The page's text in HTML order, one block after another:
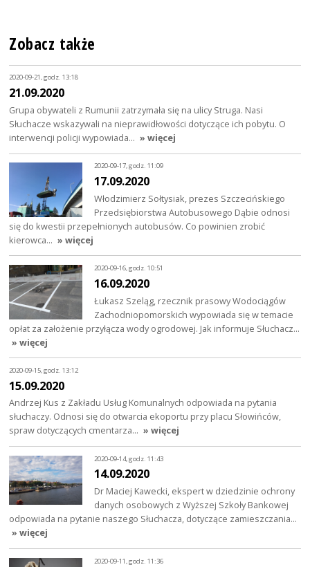
Zobacz także
2020-09-21, godz. 13:18
21.09.2020
Grupa obywateli z Rumunii zatrzymała się na ulicy Struga. Nasi
Słuchacze wskazywali na nieprawidłowości dotyczące ich pobytu. O
interwencji policji wypowiada… » więcej
2020-09-17, godz. 11:09
17.09.2020
Włodzimierz Sołtysiak, prezes Szczecińskiego
Przedsiębiorstwa Autobusowego Dąbie odnosi
się do kwestii przepełnionych autobusów. Co powinien zrobić
kierowca… » więcej
2020-09-16, godz. 10:51
16.09.2020
Łukasz Szeląg, rzecznik prasowy Wodociągów
Zachodniopomorskich wypowiada się w temacie
opłat za założenie przyłącza wody ogrodowej. Jak informuje Słuchacz…
» więcej
2020-09-15, godz. 13:12
15.09.2020
Andrzej Kus z Zakładu Usług Komunalnych odpowiada na pytania
słuchaczy. Odnosi się do otwarcia ekoportu przy placu Słowińców,
spraw dotyczących cmentarza… » więcej
2020-09-14, godz. 11:43
14.09.2020
Dr Maciej Kawecki, ekspert w dziedzinie ochrony
danych osobowych z Wyższej Szkoły Bankowej
odpowiada na pytanie naszego Słuchacza, dotyczące zamieszczania…
» więcej
2020-09-11, godz. 11:36